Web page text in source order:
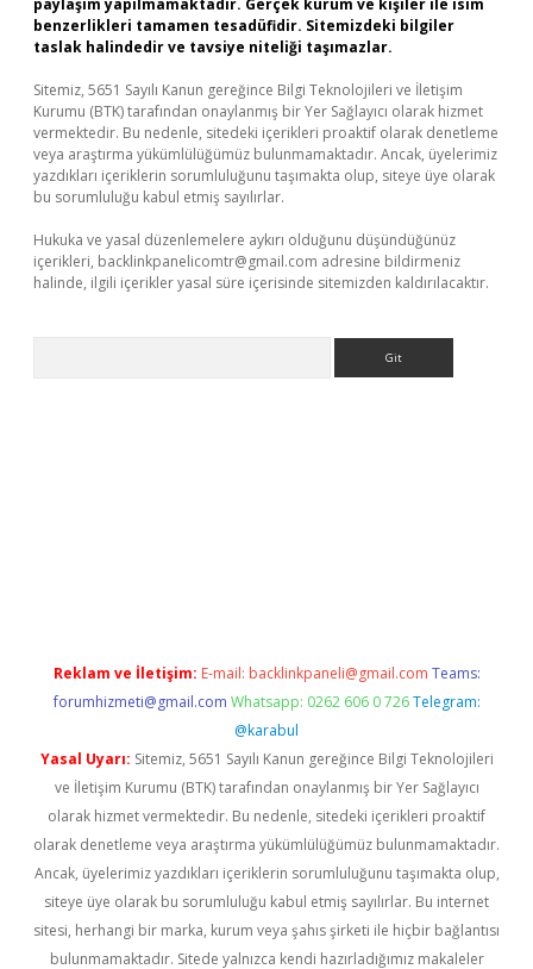
paylaşım yapılmamaktadır. Gerçek kurum ve kişiler ile isim
benzerlikleri tamamen tesadüfidir. Sitemizdeki bilgiler
taslak halindedir ve tavsiye niteliği taşımazlar.
Sitemiz, 5651 Sayılı Kanun gereğince Bilgi Teknolojileri ve İletişim
Kurumu (BTK) tarafından onaylanmış bir Yer Sağlayıcı olarak hizmet
vermektedir. Bu nedenle, sitedeki içerikleri proaktif olarak denetleme
veya araştırma yükümlülüğümüz bulunmamaktadır. Ancak, üyelerimiz
yazdıkları içeriklerin sorumluluğunu taşımakta olup, siteye üye olarak
bu sorumluluğu kabul etmiş sayılırlar.
Hukuka ve yasal düzenlemelere aykırı olduğunu düşündüğünüz
içerikleri, backlinkpanelicomtr@gmail.com adresine bildirmeniz
halinde, ilgili içerikler yasal süre içerisinde sitemizden kaldırılacaktır.
Reklam ve İletişim: E-mail: backlinkpaneli@gmail.com Teams:
forumhizmeti@gmail.com Whatsapp: 0262 606 0 726 Telegram:
@karabul
Yasal Uyarı: Sitemiz, 5651 Sayılı Kanun gereğince Bilgi Teknolojileri
ve İletişim Kurumu (BTK) tarafından onaylanmış bir Yer Sağlayıcı
olarak hizmet vermektedir. Bu nedenle, sitedeki içerikleri proaktif
olarak denetleme veya araştırma yükümlülüğümüz bulunmamaktadır.
Ancak, üyelerimiz yazdıkları içeriklerin sorumluluğunu taşımakta olup,
siteye üye olarak bu sorumluluğu kabul etmiş sayılırlar. Bu internet
sitesi, herhangi bir marka, kurum veya şahıs şirketi ile hiçbir bağlantısı
bulunmamaktadır. Sitede yalnızca kendi hazırladığımız makaleler